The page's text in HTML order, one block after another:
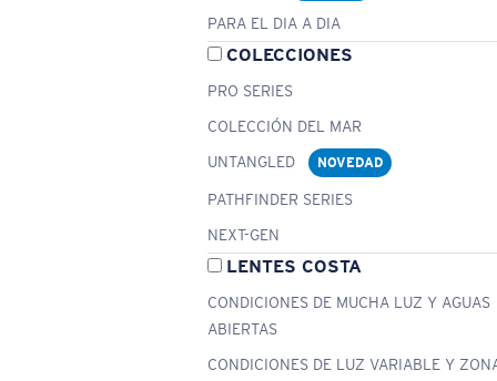
PARA EL DIA A DIA
COLECCIONES
PRO SERIES
COLECCIÓN DEL MAR
UNTANGLED
NOVEDAD
PATHFINDER SERIES
NEXT-GEN
LENTES COSTA
CONDICIONES DE MUCHA LUZ Y AGUAS
ABIERTAS
CONDICIONES DE LUZ VARIABLE Y